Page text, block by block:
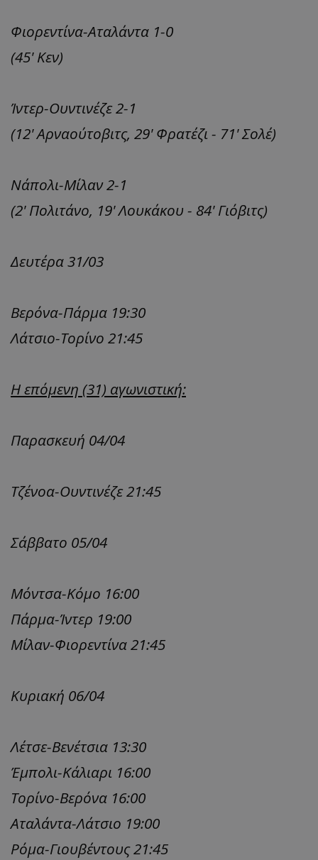
Φιορεντίνα-Αταλάντα 1-0
(45' Κεν)
Ίντερ-Ουντινέζε 2-1
(12' Αρναούτοβιτς, 29' Φρατέζι - 71' Σολέ)
Νάπολι-Μίλαν 2-1
(2' Πολιτάνο, 19' Λουκάκου - 84' Γιόβιτς)
Δευτέρα 31/03
Βερόνα-Πάρμα 19:30
Λάτσιο-Τορίνο 21:45
Η επόμενη (31) αγωνιστική:
Παρασκευή 04/04
Τζένοα-Ουντινέζε 21:45
Σάββατο 05/04
Μόντσα-Κόμο 16:00
Πάρμα-Ίντερ 19:00
Μίλαν-Φιορεντίνα 21:45
Κυριακή 06/04
Λέτσε-Βενέτσια 13:30
Έμπολι-Κάλιαρι 16:00
Τορίνο-Βερόνα 16:00
Αταλάντα-Λάτσιο 19:00
Ρόμα-Γιουβέντους 21:45